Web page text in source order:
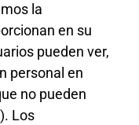
la
en su
pueden ver,
personal en
no pueden
Los